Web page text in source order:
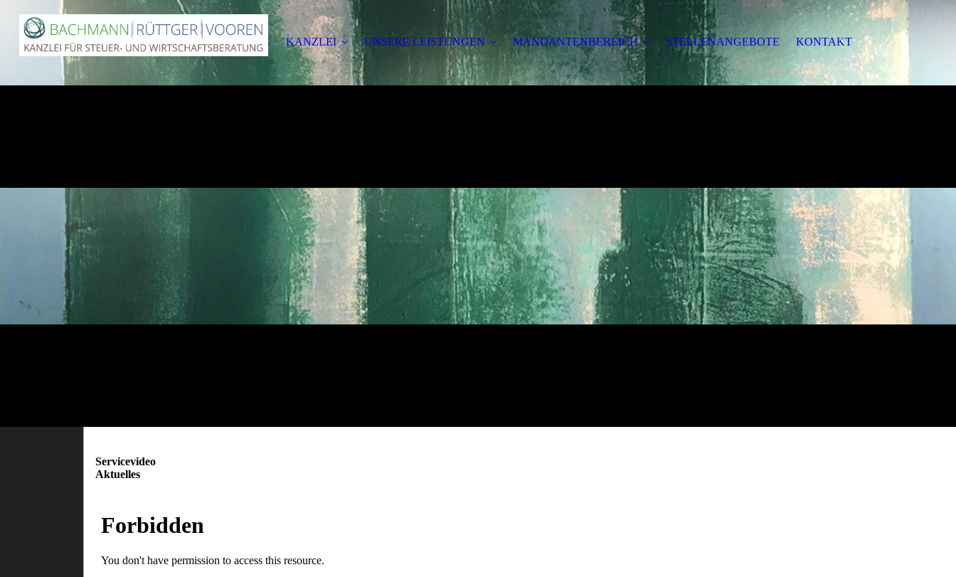
HOME KANZLEI UNSERE LEISTUNGEN MANDANTENBEREICH STELLENANGEBOTE KONTAKT
Servicevideo
Aktuelles